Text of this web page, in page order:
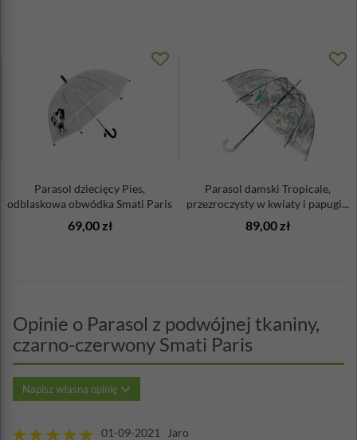
Parasol dziecięcy Pies,
odblaskowa obwódka Smati Paris
69,00 zł
Parasol damski Tropicale,
przezroczysty w kwiaty i papugi...
89,00 zł
Opinie o Parasol z podwójnej tkaniny,
czarno-czerwony Smati Paris
Napisz własną opinię
01-09-2021 Jaro